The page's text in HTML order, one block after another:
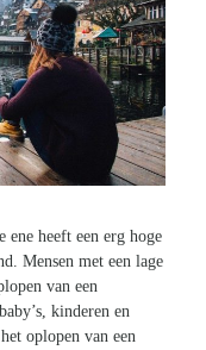
ene heeft een erg hoge
Mensen met een lage
van een
kinderen en
oplopen van een